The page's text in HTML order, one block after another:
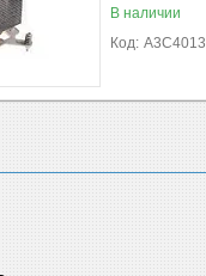
В наличии